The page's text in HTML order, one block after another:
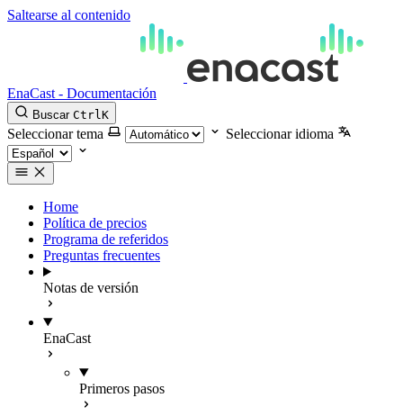
Saltearse al contenido
EnaCast - Documentación
Buscar CtrlK
Seleccionar tema Seleccionar idioma
Home
Política de precios
Programa de referidos
Preguntas frecuentes
Notas de versión
EnaCast
Primeros pasos